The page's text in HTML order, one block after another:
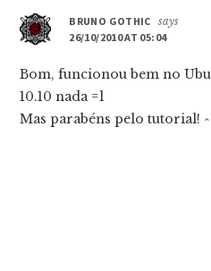
BRUNO GOTHIC says
26/10/2010 AT 05:04
Bom, funcionou bem no
10.10 nada =l
Mas parabéns pelo tutorial!